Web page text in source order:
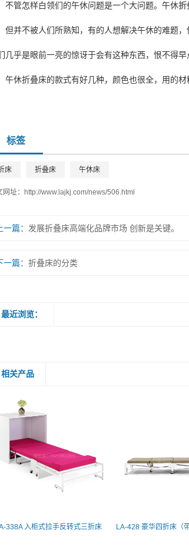
不管怎样白领们的午休问题是一个大问题。午休折
但并不被人们所熟知，有的人想解决午休的难题
几乎是眼前一亮的惊讶于会有这种东西，恨不得早
午休折叠床的款式有好几种，颜色也很全，用的材
标签
床 折叠床 午休床
址： http://www.lajkj.com/news/506.html
上一篇： 发展折叠床高端化品牌市场 创新是关键。
一篇： 折叠床的分类
最近浏览：
相关产品
338A 入柜式拉手反转式三折床